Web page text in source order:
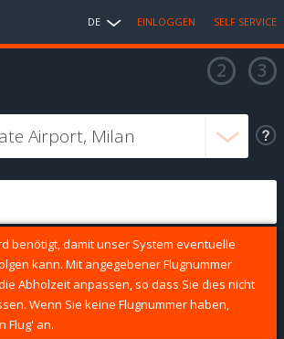
DE EINLOGGEN SELF SERVICE
benötigt, damit unser System eventuelle
kann. Mit angegebener Flugnummer
Abholzeit anpassen, so dass Sie dies nicht
Wenn Sie keine Flugnummer haben,
Flug' an.